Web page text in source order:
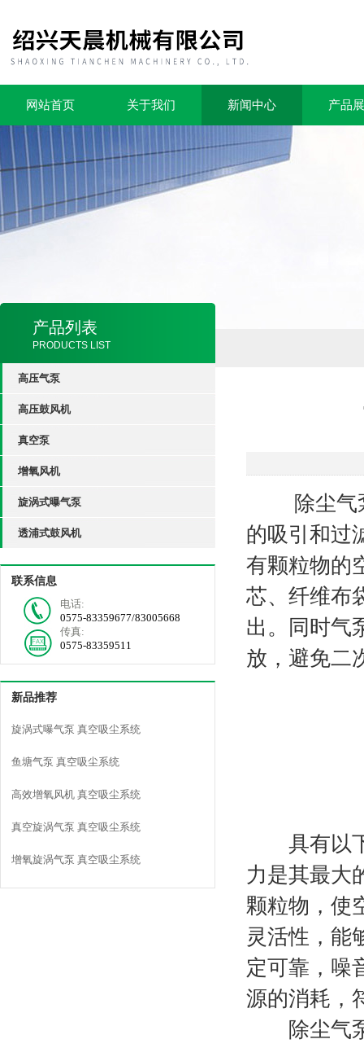
网站首页 关于我们 新闻中心 产品
产品列表
PRODUCTS LIST
高压气泵
高压鼓风机
真空泵
增氧风机
旋涡式曝气泵
透浦式鼓风机
联系信息
电话:
0575-83359677/83005668
传真:
0575-83359511
新品推荐
旋涡式曝气泵 真空吸尘系统
鱼塘气泵 真空吸尘系统
高效增氧风机 真空吸尘系统
真空旋涡气泵 真空吸尘系统
增氧旋涡气泵 真空吸尘系统
除尘气泵
的吸引和过
有颗粒物的
芯、纤维布
出。同时气
放，避免二
具有以下
力是其最大
颗粒物，使
灵活性，能
定可靠，噪
源的消耗，
除尘气泵